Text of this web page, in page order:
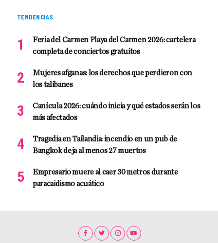
TENDENCIAS
Feria del Carmen Playa del Carmen 2026: cartelera
completa de conciertos gratuitos
Mujeres afganas: los derechos que perdieron con
los talibanes
Canícula 2026: cuándo inicia y qué estados serán los
más afectados
Tragedia en Tailandia: incendio en un pub de
Bangkok deja al menos 27 muertos
Empresario muere al caer 30 metros durante
paracaidismo acuático